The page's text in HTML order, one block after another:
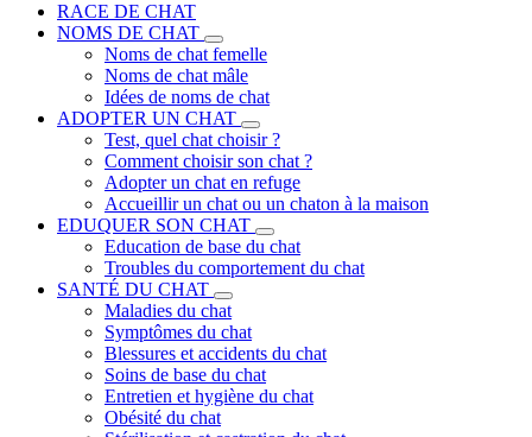
RACE DE CHAT
NOMS DE CHAT
Noms de chat femelle
Noms de chat mâle
Idées de noms de chat
ADOPTER UN CHAT
Test, quel chat choisir ?
Comment choisir son chat ?
Adopter un chat en refuge
Accueillir un chat ou un chaton à la maison
EDUQUER SON CHAT
Education de base du chat
Troubles du comportement du chat
SANTÉ DU CHAT
Maladies du chat
Symptômes du chat
Blessures et accidents du chat
Soins de base du chat
Entretien et hygiène du chat
Obésité du chat